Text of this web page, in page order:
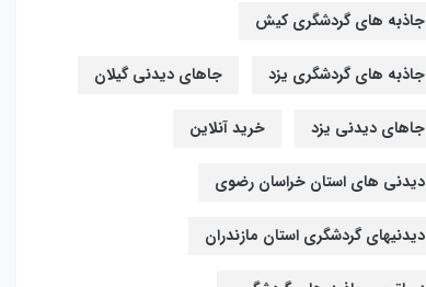
جاذبه های گردشگری کیش
جاذبه های گردشگری یزد جاهای دیدنی گیلان
جاهای دیدنی یزد خرید آنلاین
دیدنی های استان خراسان رضوی
دیدنیهای گردشگری استان مازندران